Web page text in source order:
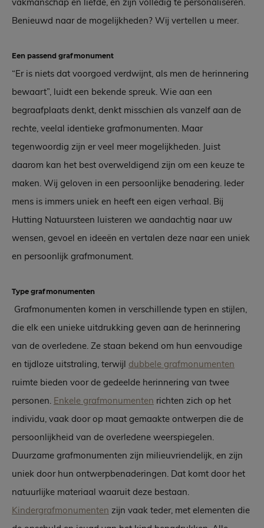
Benieuwd naar de mogelijkheden? Wij vertellen u meer.
Een passend grafmonument
“Er is niets dat voorgoed verdwijnt, als men de herinnering
bewaart”, luidt een bekende spreuk. Wie aan een
begraafplaats denkt, denkt misschien als vanzelf aan de
rechte, veelal identieke grafmonumenten. Maar
tegenwoordig zijn er veel meer mogelijkheden. Juist
daarom kan het best overweldigend zijn om een keuze te
maken. Wij geloven in een persoonlijke benadering. Ieder
mens is immers uniek en heeft een eigen verhaal. Bij
Hutting Natuursteen luisteren we aandachtig naar uw
wensen, gevoel en ideeën en vertalen deze naar een uniek
en persoonlijk grafmonument.
Type grafmonumenten
Grafmonumenten komen in verschillende typen en stijlen,
die elk een unieke uitdrukking geven aan de herinnering
van de overledene. Ze staan bekend om hun eenvoudige
en tijdloze uitstraling, terwijl dubbele grafmonumenten
ruimte bieden voor de gedeelde herinnering van twee
personen. Enkele grafmonumenten richten zich op het
individu, vaak door op maat gemaakte ontwerpen die de
persoonlijkheid van de overledene weerspiegelen.
Duurzame grafmonumenten zijn milieuvriendelijk, en zijn
uniek door hun ontwerpbenaderingen. Dat komt door het
natuurlijke materiaal waaruit deze bestaan.
Kindergrafmonumenten zijn vaak teder, met elementen die